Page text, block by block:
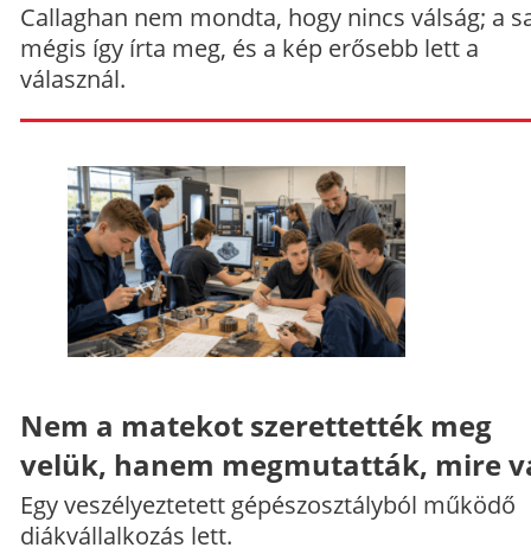
Callaghan nem mondta, hogy nincs válság; a
mégis így írta meg, és a kép erősebb lett a
válasznál.
Nem a matekot szerettették meg
velük, hanem megmutatták, mire
Egy veszélyeztetett gépészosztályból működő
diákvállalkozás lett.